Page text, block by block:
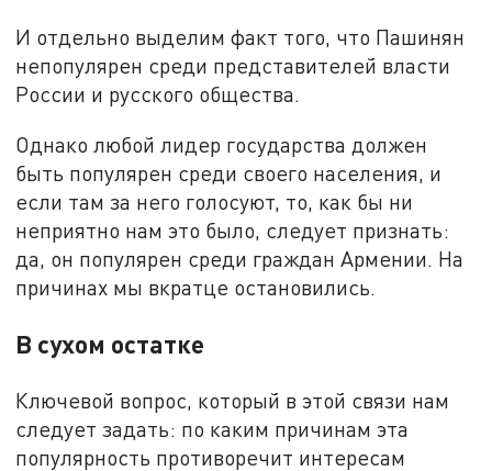
И отдельно выделим факт того, что Пашинян
непопулярен среди представителей власти
России и русского общества.
Однако любой лидер государства должен
быть популярен среди своего населения, и
если там за него голосуют, то, как бы ни
неприятно нам это было, следует признать:
да, он популярен среди граждан Армении. На
причинах мы вкратце остановились.
В сухом остатке
Ключевой вопрос, который в этой связи нам
следует задать: по каким причинам эта
популярность противоречит интересам